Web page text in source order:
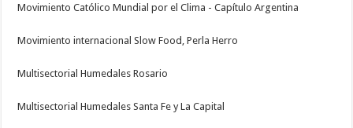
Movimiento Católico Mundial por el Clima - Capítulo Argentina
Movimiento internacional Slow Food, Perla Herro
Multisectorial Humedales Rosario
Multisectorial Humedales Santa Fe y La Capital